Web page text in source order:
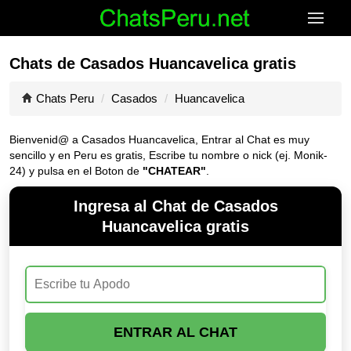
Chats de Casados Huancavelica gratis
Chats Peru Casados Huancavelica
Bienvenid@ a Casados Huancavelica, Entrar al Chat es muy
sencillo y en Peru es gratis, Escribe tu nombre o nick (ej. Monik-
24) y pulsa en el Boton de "CHATEAR"
Ingresa al Chat de Casados
Huancavelica gratis
ENTRAR AL CHAT